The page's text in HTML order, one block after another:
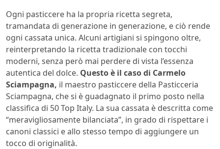
Ogni pasticcere ha la propria ricetta segreta,
tramandata di generazione in generazione, e ciò rende
ogni cassata unica. Alcuni artigiani si spingono oltre,
reinterpretando la ricetta tradizionale con tocchi
moderni, senza però mai perdere di vista l’essenza
autentica del dolce. Questo è il caso di Carmelo
Sciampagna, il maestro pasticcere della Pasticceria
Sciampagna, che si è guadagnato il primo posto nella
classifica di 50 Top Italy. La sua cassata è descritta come
“meravigliosamente bilanciata”, in grado di rispettare i
canoni classici e allo stesso tempo di aggiungere un
tocco di originalità.